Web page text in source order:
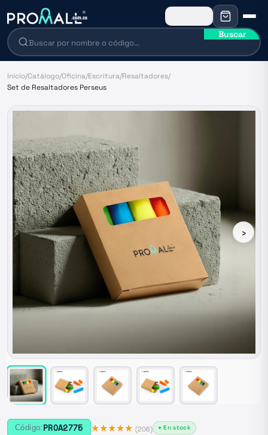
Buscar
Inicio/Catálogo/Oficina/Escritura/Resaltadores/
Set de Resaltadores Perseus
›
Código: PROA2775 ★★★★★ (206) ● En stock